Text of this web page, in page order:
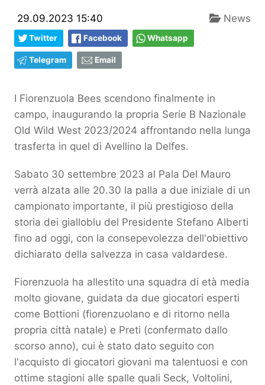
29.09.2023 15:40 News
Twitter Facebook Whatsapp
Telegram Email
I Fiorenzuola Bees scendono finalmente in
campo, inaugurando la propria Serie B Nazionale
Old Wild West 2023/2024 affrontando nella lunga
trasferta in quel di Avellino la Delfes.
Sabato 30 settembre 2023 al Pala Del Mauro
verrà alzata alle 20.30 la palla a due iniziale di un
campionato importante, il più prestigioso della
storia dei gialloblu del Presidente Stefano Alberti
fino ad oggi, con la consepevolezza dell'obiettivo
dichiarato della salvezza in casa valdardese.
Fiorenzuola ha allestito una squadra di età media
molto giovane, guidata da due giocatori esperti
come Bottioni (fiorenzuolano e di ritorno nella
propria città natale) e Preti (confermato dallo
scorso anno), cui è stato dato seguito con
l'acquisto di giocatori giovani ma talentuosi e con
ottime stagioni alle spalle quali Seck, Voltolini,